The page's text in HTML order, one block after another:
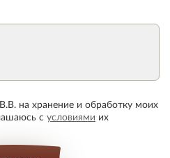
на хранение и обработку моих
с условиями их